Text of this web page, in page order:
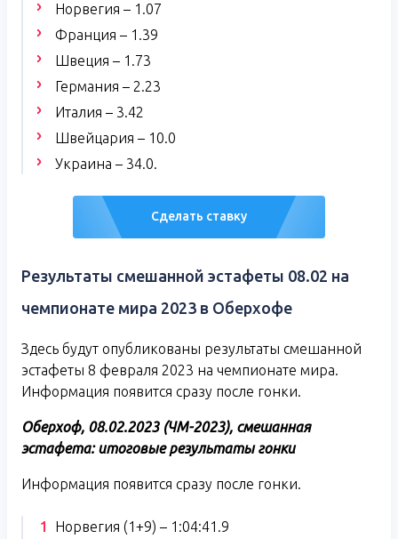
Норвегия – 1.07
Франция – 1.39
Швеция – 1.73
Германия – 2.23
Италия – 3.42
Швейцария – 10.0
Украина – 34.0.
Сделать ставку
Результаты смешанной эстафеты 08.02 на
чемпионате мира 2023 в Оберхофе
Здесь будут опубликованы результаты смешанной
эстафеты 8 февраля 2023 на чемпионате мира.
Информация появится сразу после гонки.
Оберхоф, 08.02.2023 (ЧМ-2023), смешанная
эстафета: итоговые результаты гонки
Информация появится сразу после гонки.
Норвегия (1+9) – 1:04:41.9